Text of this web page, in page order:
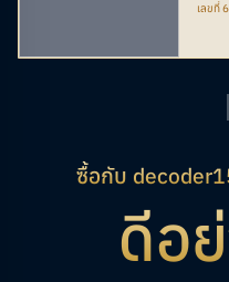
เลขที่
ซื้อกับ
ดีอ